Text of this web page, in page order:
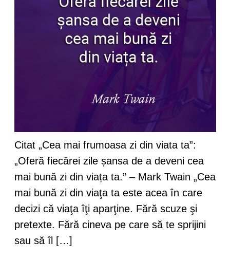
Citat „Cea mai frumoasa zi din viata ta”:
„Oferă fiecărei zile șansa de a deveni cea
mai bună zi din viața ta.” – Mark Twain „Cea
mai bună zi din viaţa ta este acea în care
decizi că viaţa îţi aparţine. Fără scuze şi
pretexte. Fără cineva pe care să te sprijini
sau să îl […]